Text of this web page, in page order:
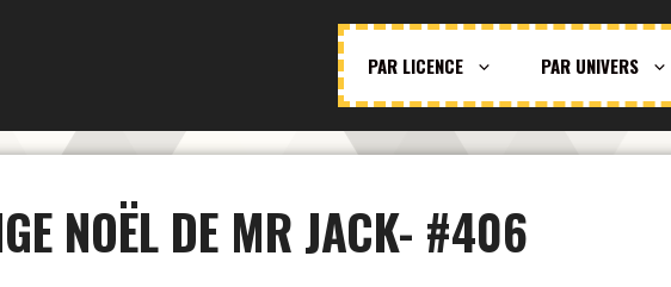
PAR LICENCE PAR UNIVERS
NOËL DE MR JACK- #406